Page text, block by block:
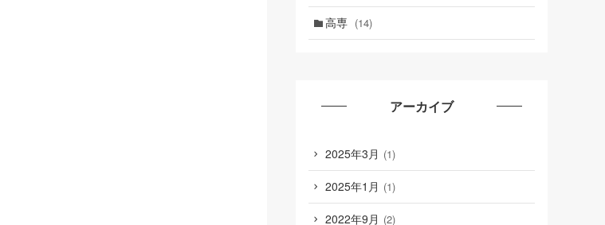
高専 (14)
アーカイブ
2025年3月 (1)
2025年1月 (1)
2022年9月 (2)